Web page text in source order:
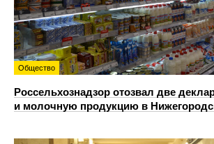
Общество
Россельхознадзор отозвал две
и молочную продукцию в